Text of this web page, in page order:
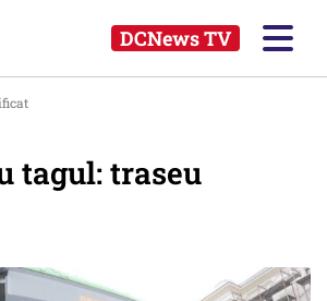
DCNews TV
tagul: traseu